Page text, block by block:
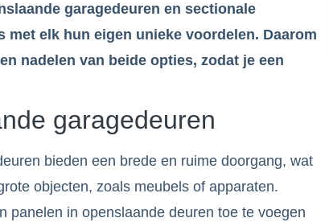
garagedeuren en sectionale
elk hun eigen unieke voordelen. Daarom
nadelen van beide opties, zodat je een
garagedeuren
bieden een brede en ruime doorgang, wat
objecten, zoals meubels of apparaten.
panelen in openslaande deuren toe te voegen